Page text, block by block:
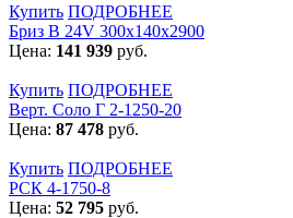
Купить ПОДРОБНЕЕ
Бриз В 24V 300x140x2900
Цена: 141 939 руб.
Купить ПОДРОБНЕЕ
Верт. Соло Г 2-1250-20
Цена: 87 478 руб.
Купить ПОДРОБНЕЕ
РСК 4-1750-8
Цена: 52 795 руб.